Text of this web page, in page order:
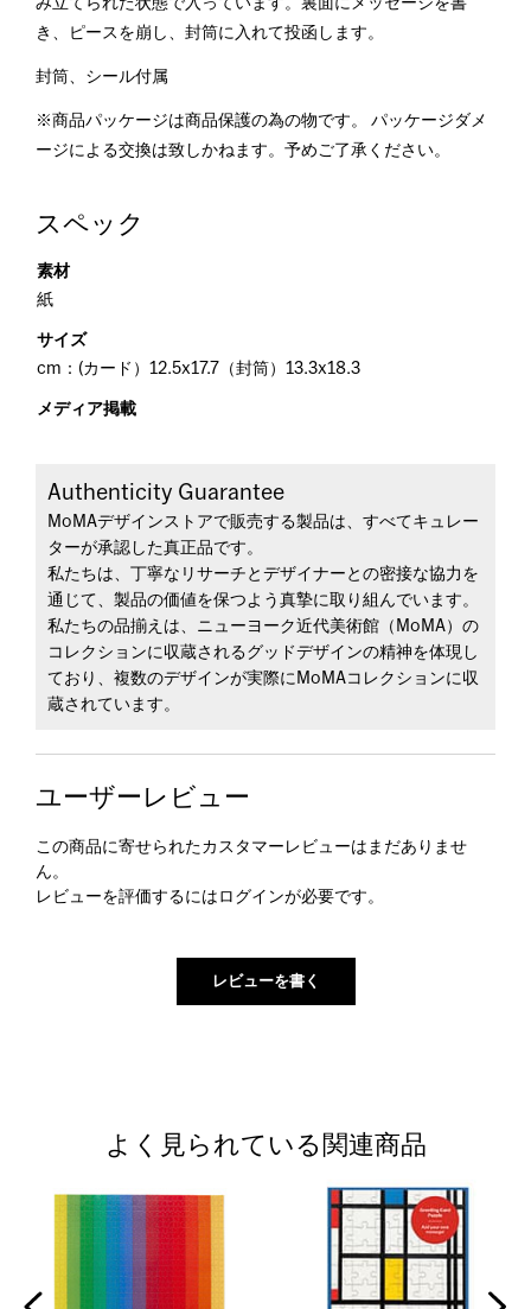
み立てられた状態で入っています。裏面にメッセージを書
き、ピースを崩し、封筒に入れて投函します。
封筒、シール付属
※商品パッケージは商品保護の為の物です。 パッケージダメ
ージによる交換は致しかねます。予めご了承ください。
スペック
素材
紙
サイズ
cm：(カード）12.5x17.7（封筒）13.3x18.3
メディア掲載
Authenticity Guarantee
MoMAデザインストアで販売する製品は、すべてキュレー
ターが承認した真正品です。
私たちは、丁寧なリサーチとデザイナーとの密接な協力を
通じて、製品の価値を保つよう真摯に取り組んでいます。
私たちの品揃えは、ニューヨーク近代美術館（MoMA）の
コレクションに収蔵されるグッドデザインの精神を体現し
ており、複数のデザインが実際にMoMAコレクションに収
蔵されています。
ユーザーレビュー
この商品に寄せられたカスタマーレビューはまだありませ
ん。
レビューを評価するには ログインが必要です。
よく見られている関連商品